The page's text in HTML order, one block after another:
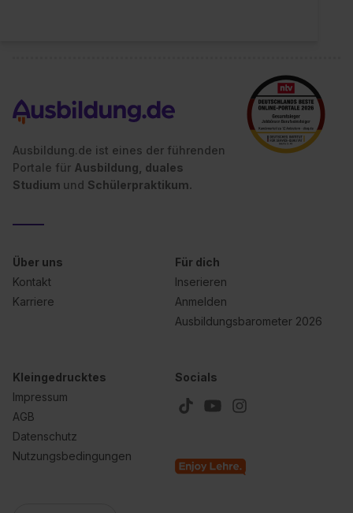
Ausbildung.de ist eines der führenden
Portale für Ausbildung, duales
Studium und Schülerpraktikum.
Über uns
Kontakt
Karriere
Für dich
Inserieren
Anmelden
Ausbildungsbarometer 2026
Kleingedrucktes
Impressum
AGB
Datenschutz
Nutzungsbedingungen
Socials